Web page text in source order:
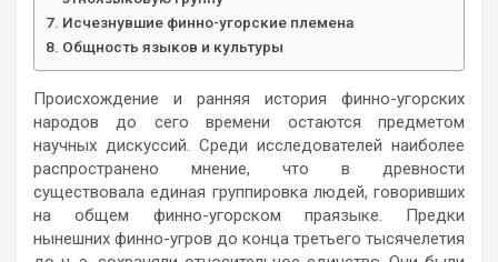
Исчезнувшие финно-угорские племена
Общность языков и культуры
Происхождение и ранняя история финно-угорских
народов до сего времени остаются предметом
научных дискуссий. Среди исследователей наиболее
распространено мнение, что в древности
существовала единая группировка людей, говоривших
на общем финно-угорском праязыке. Предки
нынешних финно-угров до конца третьего тысячелетия